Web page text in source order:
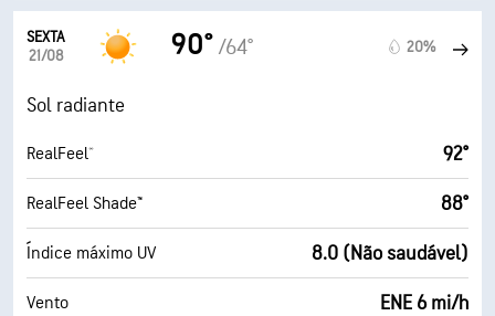
SEXTA
21/08
90° /64° 20%
Sol radiante
RealFeel® 92°
RealFeel Shade™ 88°
Índice máximo UV 8.0 (Não saudável)
Vento ENE 6 mi/h